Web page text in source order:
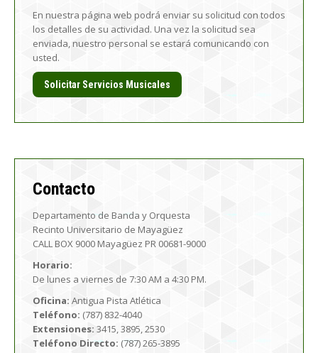
En nuestra página web podrá enviar su solicitud con todos
los detalles de su actividad. Una vez la solicitud sea
enviada, nuestro personal se estará comunicando con
usted.
Solicitar Servicios Musicales
Contacto
Departamento de Banda y Orquesta
Recinto Universitario de Mayagüez
CALL BOX 9000 Mayagüez PR 00681-9000
Horario:
De lunes a viernes de 7:30 AM a 4:30 PM.
Oficina: Antigua Pista Atlética
Teléfono: (787) 832-4040
Extensiones: 3415, 3895, 2530
Teléfono Directo: (787) 265-3895